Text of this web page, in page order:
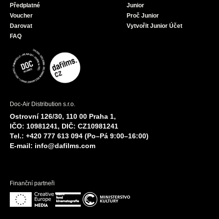
Předplatné
Voucher
Darovat
FAQ
Junior
Proč Junior
Vytvořit Junior Účet
Doc-Air Distribution s.r.o.
Ostrovní 126/30, 110 00 Praha 1,
IČO: 10981241, DIČ: CZ10981241
Tel.: +420 777 613 094 (Po–Pá 9:00–16:00)
E-mail: info@dafilms.com
Finanční partneři